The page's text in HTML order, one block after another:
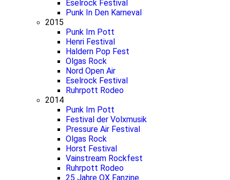
Eselrock Festival
Punk In Den Karneval
2015
Punk Im Pott
Henri Festival
Haldern Pop Fest
Olgas Rock
Nord Open Air
Eselrock Festival
Ruhrpott Rodeo
2014
Punk Im Pott
Festival der Volxmusik
Pressure Air Festival
Olgas Rock
Horst Festival
Vainstream Rockfest
Ruhrpott Rodeo
25 Jahre OX Fanzine